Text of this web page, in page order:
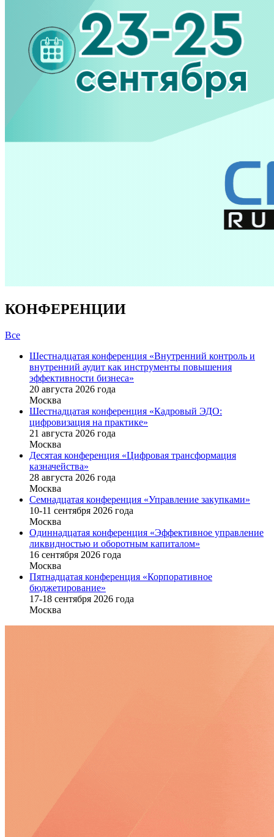
КОНФЕРЕНЦИИ
Все
Шестнадцатая конференция «Внутренний контроль и
внутренний аудит как инструменты повышения
эффективности бизнеса»
20 августа 2026 года
Москва
Шестнадцатая конференция «Кадровый ЭДО:
цифровизация на практике»
21 августа 2026 года
Москва
Десятая конференция «Цифровая трансформация
казначейства»
28 августа 2026 года
Москва
Семнадцатая конференция «Управление закупками»
10-11 сентября 2026 года
Москва
Одиннадцатая конференция «Эффективное управление
ликвидностью и оборотным капиталом»
16 cентября 2026 года
Москва
Пятнадцатая конференция «Корпоративное
бюджетирование»
17-18 сентября 2026 года
Москва